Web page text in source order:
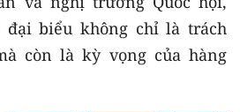
biểu không chỉ là trách
còn là kỳ vọng của hàng